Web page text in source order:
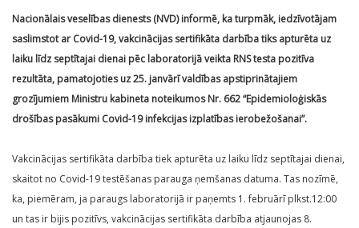
Nacionālais veselības dienests (NVD) informē, ka turpmāk, iedzīvotājam
saslimstot ar Covid-19, vakcinācijas sertifikāta darbība tiks apturēta uz
laiku līdz septītajai dienai pēc laboratorijā veikta RNS testa pozitīva
rezultāta, pamatojoties uz 25. janvārī valdības apstiprinātajiem
grozījumiem Ministru kabineta noteikumos Nr. 662 “Epidemioloģiskās
drošības pasākumi Covid-19 infekcijas izplatības ierobežošanai”.
Vakcinācijas sertifikāta darbība tiek apturēta uz laiku līdz septītajai dienai,
skaitot no Covid-19 testēšanas parauga ņemšanas datuma. Tas nozīmē,
ka, piemēram, ja paraugs laboratorijā ir paņemts 1. februārī plkst.12:00
un tas ir bijis pozitīvs, vakcinācijas sertifikāta darbība atjaunojas 8.